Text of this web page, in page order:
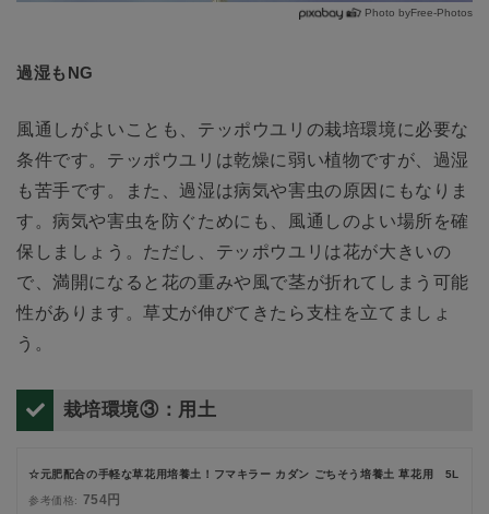
Photo byFree-Photos
過湿もNG
風通しがよいことも、テッポウユリの栽培環境に必要な
条件です。テッポウユリは乾燥に弱い植物ですが、過湿
も苦手です。また、過湿は病気や害虫の原因にもなりま
す。病気や害虫を防ぐためにも、風通しのよい場所を確
保しましょう。ただし、テッポウユリは花が大きいの
で、満開になると花の重みや風で茎が折れてしまう可能
性があります。草丈が伸びてきたら支柱を立てましょ
う。
栽培環境③：用土
☆元肥配合の手軽な草花用培養土！フマキラー カダン ごちそう培養土 草花用 5L
参考価格: 754円